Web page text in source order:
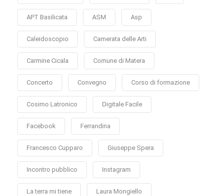
APT Basilicata ASM Asp
Caleidoscopio Camerata delle Arti
Carmine Cicala Comune di Matera
Concerto Convegno Corso di formazione
Cosimo Latronico Digitale Facile
Facebook Ferrandina
Francesco Cupparo Giuseppe Spera
Incontro pubblico Instagram
La terra mi tiene Laura Mongiello